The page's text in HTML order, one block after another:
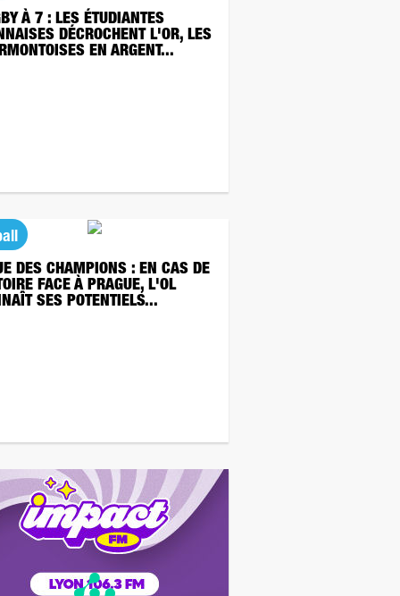
À 7 : LES ÉTUDIANTES
DÉCROCHENT L'OR, LES
EN ARGENT...
DES CHAMPIONS : EN CAS DE
FACE À PRAGUE, L'OL
SES POTENTIELS...